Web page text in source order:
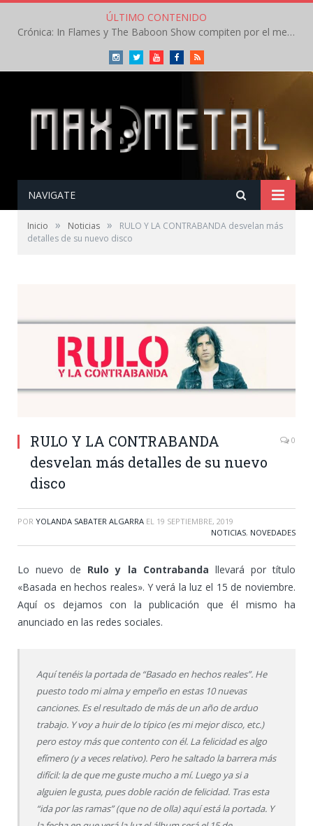
ÚLTIMO CONTENIDO
Crónica: In Flames y The Baboon Show compiten por el mejor concierto del día en el Leyendas del Rock – Viernes – Agosto 2026
InstagramTwitterYoutubeFacebookRSS
NAVIGATE
Inicio » Noticias »
RULO Y LA CONTRABANDA desvelan más
detalles de su nuevo disco
RULO Y LA CONTRABANDA
desvelan más detalles de su nuevo
disco
0
POR YOLANDA SABATER ALGARRA EL 19 SEPTIEMBRE, 2019
NOTICIAS, NOVEDADES
Lo nuevo de Rulo y la Contrabanda llevará por título
«Basada en hechos reales». Y verá la luz el 15 de noviembre.
Aquí os dejamos con la publicación que él mismo ha
anunciado en las redes sociales.
Aquí tenéis la portada de “Basado en hechos reales”. He
puesto todo mi alma y empeño en estas 10 nuevas
canciones. Es el resultado de más de un año de arduo
trabajo. Y voy a huir de lo típico (es mi mejor disco, etc.)
pero estoy más que contento con él. La felicidad es algo
efímero (y a veces relativo). Pero he saltado la barrera más
difícil: la de que me guste mucho a mí. Luego ya si a
alguien le gusta, pues doble ración de felicidad. Tras esta
“ida por las ramas” (que no de olla) aquí está la portada. Y